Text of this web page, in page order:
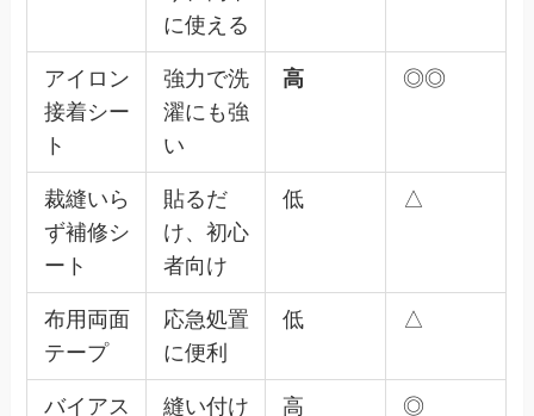
に使える
アイロン
接着シー
ト
強力で洗
濯にも強
い
高 ◎◎
裁縫いら
ず補修シ
ート
貼るだ
け、初心
者向け
低 △
布用両面
テープ
応急処置
に便利
低 △
バイアス 縫い付け 高 ◎